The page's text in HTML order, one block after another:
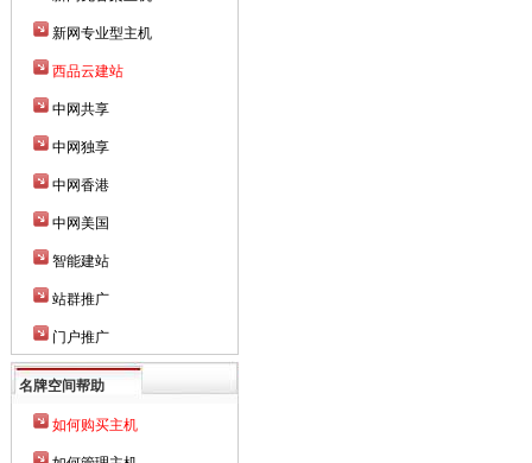
新网专业型主机
西品云建站
中网共享
中网独享
中网香港
中网美国
智能建站
站群推广
门户推广
名牌空间帮助
如何购买主机